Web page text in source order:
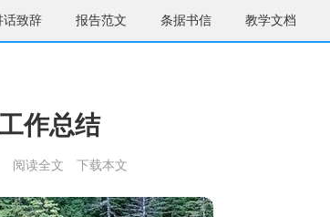
话致辞 报告范文 条据书信 教学文档
作总结
阅读全文 下载本文